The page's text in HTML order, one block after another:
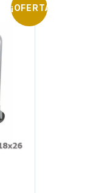
¡OFERTA!